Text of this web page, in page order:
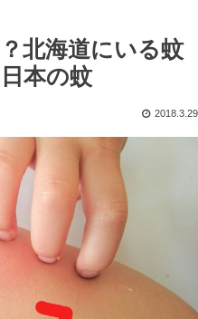
北海道にいる蚊
本の蚊
2018.3.29